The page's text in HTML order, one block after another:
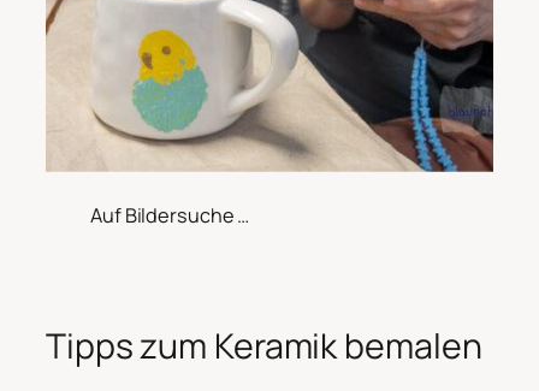
Auf Bildersuche …
Tipps zum Keramik bemalen